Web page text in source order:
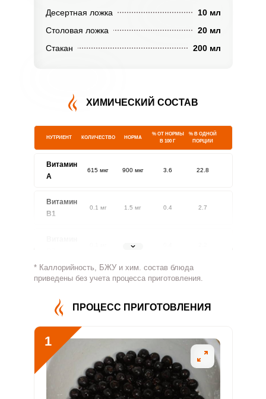
Десертная ложка
10 мл
Столовая ложка
20 мл
Стакан
200 мл
ХИМИЧЕСКИЙ СОСТАВ
НУТРИЕНТ КОЛИЧЕСТВО НОРМА
% ОТ НОРМЫ
В 100 Г
% В ОДНОЙ
ПОРЦИИ
Витамин
A
615 мкг 900 мкг 3.6 22.8
Витамин
В1
0.1 мг 1.5 мг 0.4 2.7
1.8 мг
Витамин
118.2 мг 500 мг 1.2 7.9
Витамин
В5
Витамин
В6
0.4 мг 2 мг 1.1
Витамин
11.1 мкг 400 мкг 0.1 0.9
* Каллорийность, БЖУ и хим. состав блюда
приведены без учета процесса приготовления.
ПРОЦЕСС ПРИГОТОВЛЕНИЯ
1